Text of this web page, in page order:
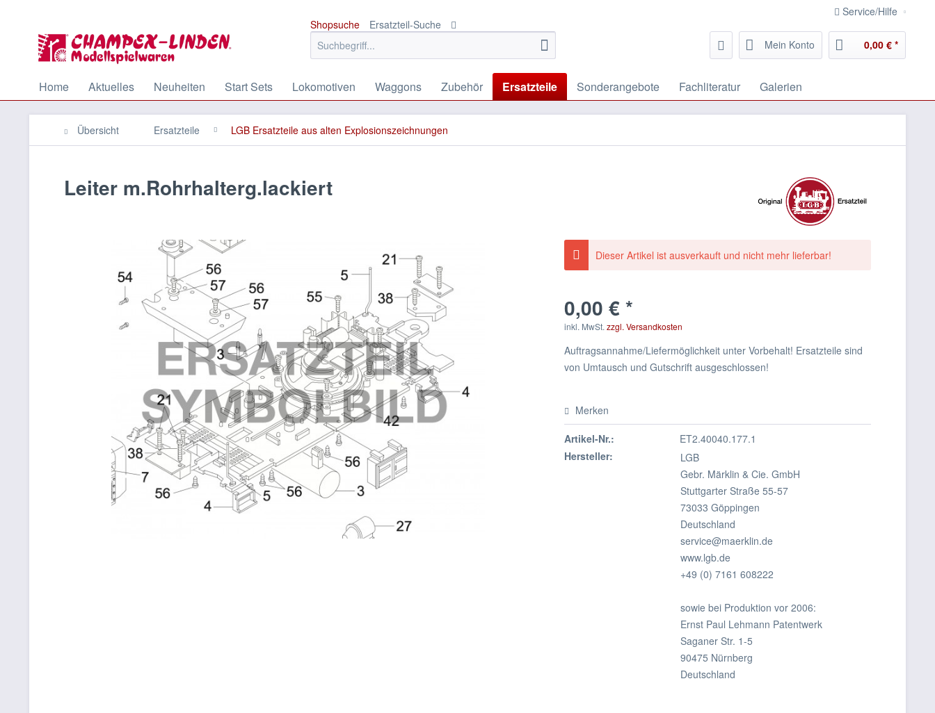
Service/Hilfe
Shopsuche
Ersatzteil-Suche
Mein Konto
0,00 € *
Home Aktuelles Neuheiten Start Sets Lokomotiven Waggons Zubehör Ersatzteile Sonderangebote Fachliteratur Galerien
Übersicht Ersatzteile LGB Ersatzteile aus alten Explosionszeichnungen
Leiter m.Rohrhalterg.lackiert
Dieser Artikel ist ausverkauft und nicht mehr lieferbar!
0,00 € *
inkl. MwSt.zzgl. Versandkosten
Auftragsannahme/Liefermöglichkeit unter Vorbehalt! Ersatzteile sind
von Umtausch und Gutschrift ausgeschlossen!
Merken
Artikel-Nr.:
ET2.40040.177.1
Hersteller:
LGB
Gebr. Märklin & Cie. GmbH
Stuttgarter Straße 55-57
73033 Göppingen
Deutschland
service@maerklin.de
www.lgb.de
+49 (0) 7161 608222
sowie bei Produktion vor 2006:
Ernst Paul Lehmann Patentwerk
Saganer Str. 1-5
90475 Nürnberg
Deutschland